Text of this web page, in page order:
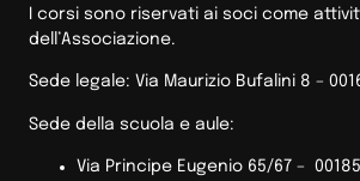
I corsi sono riservati ai soci come
dell’Associazione.
Sede legale: Via Maurizio Bufalini 8 –
Sede della scuola e aule:
Via Principe Eugenio 65/67 – 00185